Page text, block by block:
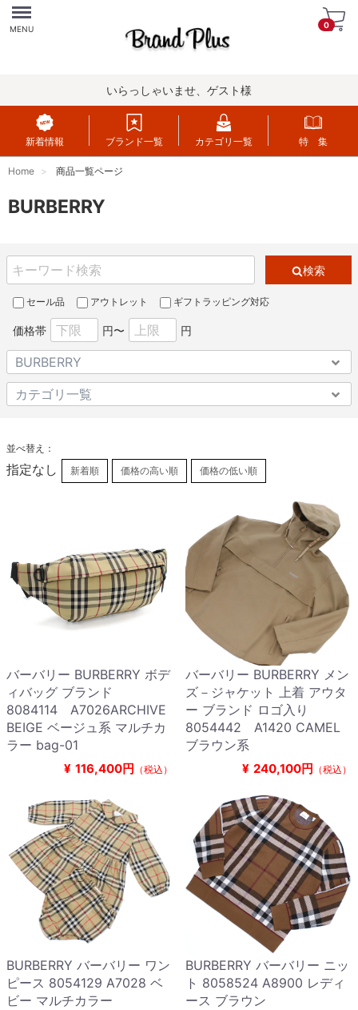
Menu
MENU 0
いらっしゃいませ、ゲスト様
新着情報 ブランド一覧 カテゴリ一覧 特 集
Home 商品一覧ページ
BURBERRY
検索
セール品 アウトレット ギフトラッピング対応
価格帯 円〜 円
並べ替え：
指定なし 新着順 価格の高い順 価格の低い順
バーバリー BURBERRY ボデ
ィバッグ ブランド
8084114 A7026ARCHIVE
BEIGE ベージュ系 マルチカ
ラー bag-01
¥ 116,400円 （税込）
バーバリー BURBERRY メン
ズ－ジャケット 上着 アウタ
ー ブランド ロゴ入り
8054442 A1420 CAMEL
ブラウン系
¥ 240,100円 （税込）
BURBERRY バーバリー ワン
ピース 8054129 A7028 ベ
ビー マルチカラー
BURBERRY バーバリー ニッ
ト 8058524 A8900 レディ
ース ブラウン